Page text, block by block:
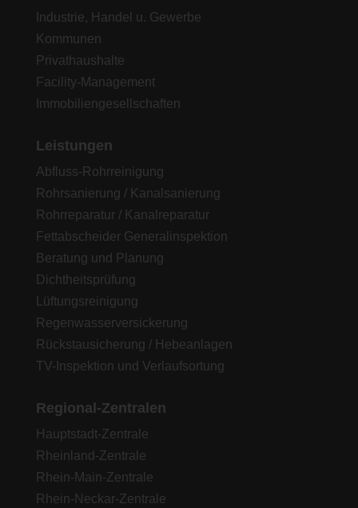
Industrie, Handel u. Gewerbe
Kommunen
Privathaushalte
Facility-Management
Immobiliengesellschaften
Leistungen
Abfluss-Rohrreinigung
Rohrsanierung / Kanalsanierung
Rohrreparatur / Kanalreparatur
Fettabscheider Generalinspektion
Beratung und Planung
Dichtheitsprüfung
Lüftungsreinigung
Regenwasserversickerung
Rückstausicherung / Hebeanlagen
TV-Inspektion und Verlaufsortung
Regional-Zentralen
Hauptstadt-Zentrale
Rheinland-Zentrale
Rhein-Main-Zentrale
Rhein-Neckar-Zentrale